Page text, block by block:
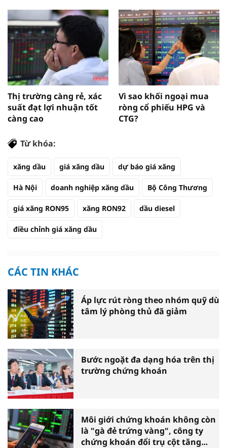
Thị trường càng rẻ, xác
suất đạt lợi nhuận tốt
càng cao
Vì sao khối ngoại mua
ròng cổ phiếu HPG và
CTG?
Từ khóa:
xăng dầu giá xăng dầu dự báo giá xăng
Hà Nội doanh nghiệp xăng dầu Bộ Công Thương
giá xăng RON95 xăng RON92 dầu diesel
điều chỉnh giá xăng dầu
CÁC TIN KHÁC
Áp lực rút ròng theo nhóm quỹ dù
tâm lý phòng thủ đã giảm
Bước ngoặt đa dạng hóa trên thị
trường chứng khoán
Môi giới chứng khoán không còn
là "gà đẻ trứng vàng", công ty
chứng khoán đổi trụ cột tăng